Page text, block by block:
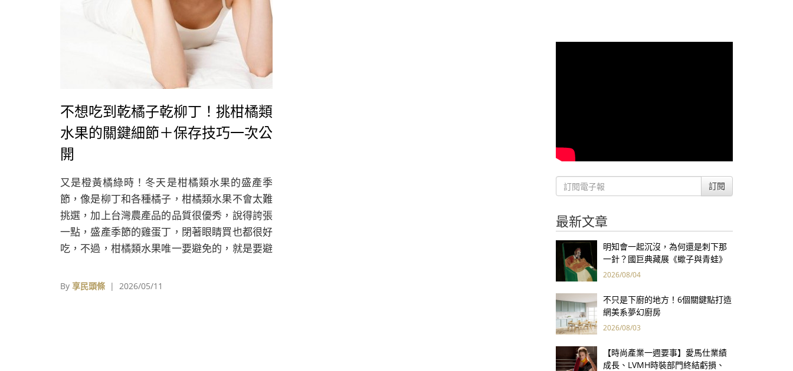
不想吃到乾橘子乾柳丁！挑柑橘類
水果的關鍵細節＋保存技巧一次公
開
又是橙黃橘綠時！冬天是柑橘類水果的盛產季
節，像是柳丁和各種橘子，柑橘類水果不會太難
挑選，加上台灣農產品的品質很優秀，說得誇張
一點，盛產季節的雞蛋丁，閉著眼睛買也都很好
吃，不過，柑橘類水果唯一要避免的，就是要避
家後如何保存，也是一番學問，愛吃水果的小編
By 享民頭條 | 2026/05/11
訂閱
最新文章
明知會一起沉沒，為何還是刺下那
一針？國巨典藏展《蠍子與青蛙》
用66件名作拷問人性
2026/08/04
不只是下廚的地方！6個關鍵點打造
網美系夢幻廚房
2026/08/03
【時尚產業一週要事】愛馬仕業績
成長、LVMH時裝部門終結虧損、